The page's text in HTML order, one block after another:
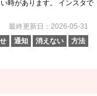
時があります。 インスタで
最終更新日：2026-05-31
通知 消えない 方法